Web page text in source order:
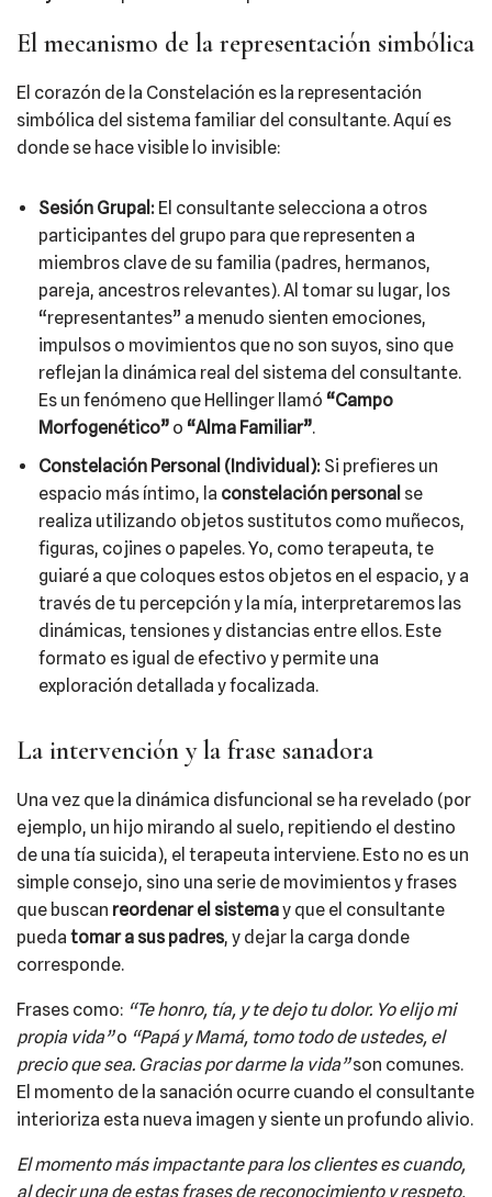
El mecanismo de la representación simbólica
El corazón de la Constelación es la representación
simbólica del sistema familiar del consultante. Aquí es
donde se hace visible lo invisible:
Sesión Grupal: El consultante selecciona a otros
participantes del grupo para que representen a
miembros clave de su familia (padres, hermanos,
pareja, ancestros relevantes). Al tomar su lugar, los
“representantes” a menudo sienten emociones,
impulsos o movimientos que no son suyos, sino que
reflejan la dinámica real del sistema del consultante.
Es un fenómeno que Hellinger llamó “Campo
Morfogenético” o “Alma Familiar”.
Constelación Personal (Individual): Si prefieres un
espacio más íntimo, la constelación personal se
realiza utilizando objetos sustitutos como muñecos,
figuras, cojines o papeles. Yo, como terapeuta, te
guiaré a que coloques estos objetos en el espacio, y a
través de tu percepción y la mía, interpretaremos las
dinámicas, tensiones y distancias entre ellos. Este
formato es igual de efectivo y permite una
exploración detallada y focalizada.
La intervención y la frase sanadora
Una vez que la dinámica disfuncional se ha revelado (por
ejemplo, un hijo mirando al suelo, repitiendo el destino
de una tía suicida), el terapeuta interviene. Esto no es un
simple consejo, sino una serie de movimientos y frases
que buscan reordenar el sistemay que el consultante
pueda tomar a sus padres, y dejar la carga donde
corresponde.
Frases como: “Te honro, tía, y te dejo tu dolor. Yo elijo mi
propia vida”o “Papá y Mamá, tomo todo de ustedes, el
precio que sea. Gracias por darme la vida”son comunes.
El momento de la sanación ocurre cuando el consultante
interioriza esta nueva imagen y siente un profundo alivio.
El momento más impactante para los clientes es cuando,
al decir una de estas frases de reconocimiento y respeto,